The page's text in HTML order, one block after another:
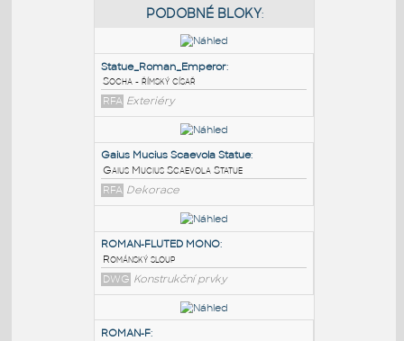
PODOBNÉ BLOKY
Statue_Roman_Emperor
Socha - římský císař
RFA Exteriéry
Gaius Mucius Scaevola Statue:
Gaius Mucius Scaevola Statue